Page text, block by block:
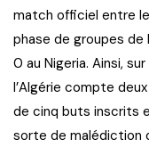
match officiel entre
phase de groupes de
0 au Nigeria. Ainsi,
l’Algérie compte
de cinq buts inscrits
sorte de malédiction